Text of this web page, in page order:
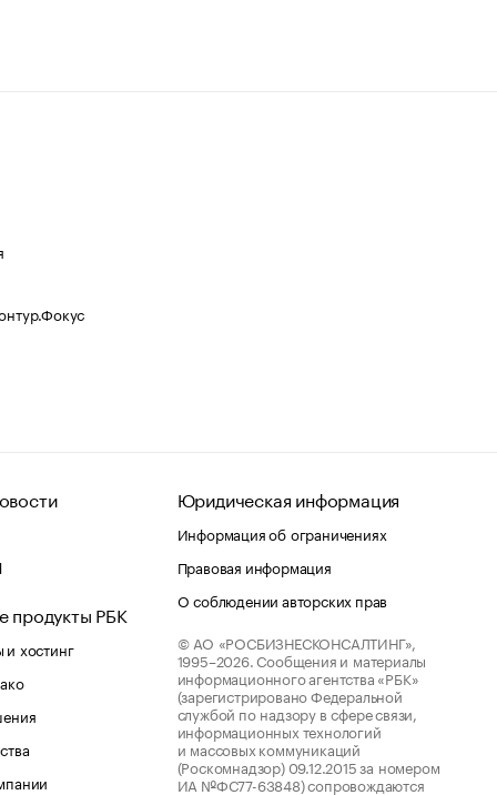
продукты РБК
хостинг
Юридическая информация
Информация об ограничениях
Правовая информация
О соблюдении авторских прав
© АО «РОСБИЗНЕСКОНСАЛТИНГ»,
1995–2026. Сообщения и материалы
информационного агентства «РБК»
(зарегистрировано Федеральной
службой по надзору в сфере связи,
информационных технологий
и массовых коммуникаций
(Роскомнадзор) 09.12.2015 за номером
ИА №ФС77-63848) сопровождаются